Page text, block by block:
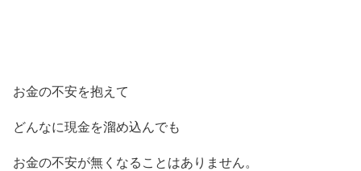
お金の不安を抱えて
どんなに現金を溜め込んでも
お金の不安が無くなることはありません。